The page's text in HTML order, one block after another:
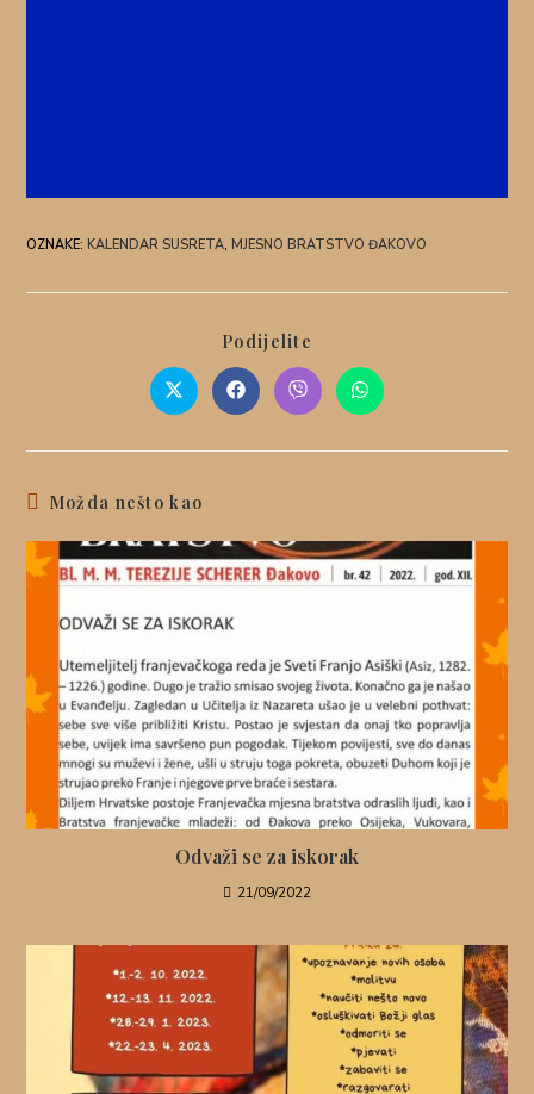
OZNAKE:KALENDAR SUSRETA, MJESNO BRATSTVO ĐAKOVO
Podijelite
Možda nešto kao
Odvaži se za iskorak
21/09/2022